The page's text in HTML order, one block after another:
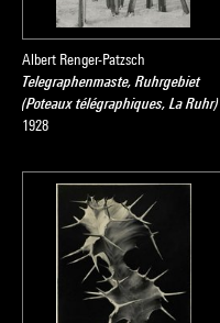
Albert Renger-Patzsch
Telegraphenmaste, Ruhrgebiet
(Poteaux télégraphiques, La Ruhr)
1928